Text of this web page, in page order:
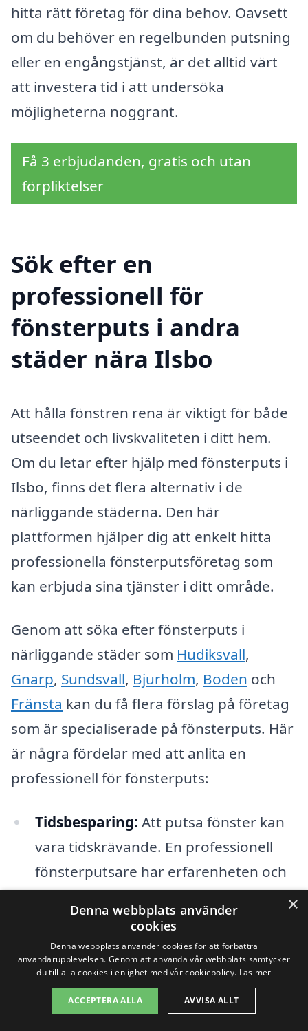
hitta rätt företag för dina behov. Oavsett
om du behöver en regelbunden putsning
eller en engångstjänst, är det alltid värt
att investera tid i att undersöka
möjligheterna noggrant.
Få 3 erbjudanden, gratis och utan
förpliktelser
Sök efter en
professionell för
fönsterputs i andra
städer nära Ilsbo
Att hålla fönstren rena är viktigt för både
utseendet och livskvaliteten i ditt hem.
Om du letar efter hjälp med fönsterputs i
Ilsbo, finns det flera alternativ i de
närliggande städerna. Den här
plattformen hjälper dig att enkelt hitta
professionella fönsterputsföretag som
kan erbjuda sina tjänster i ditt område.
Genom att söka efter fönsterputs i
närliggande städer som Hudiksvall,
Gnarp, Sundsvall, Bjurholm, Boden och
Fränsta kan du få flera förslag på företag
som är specialiserade på fönsterputs. Här
är några fördelar med att anlita en
professionell för fönsterputs:
Tidsbesparing: Att putsa fönster kan
vara tidskrävande. En professionell
fönsterputsare har erfarenheten och
utrustningen som krävs för att få
jobbet gjort snabbt och effektivt.
Förbättrad säkerhet:
Fönsterputsning kan vara farligt,
speciellt på högre våningar. Anlita
×
Denna webbplats använder
cookies
Denna webbplats använder cookies för att förbättra
användarupplevelsen. Genom att använda vår webbplats samtycker
du till alla cookies i enlighet med vår cookiepolicy. Läs mer
ACCEPTERA ALLA AVVISA ALLT